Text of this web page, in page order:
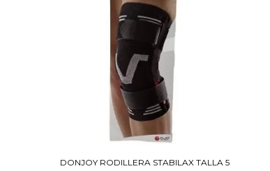
DONJOY RODILLERA STABILAX TALLA 5